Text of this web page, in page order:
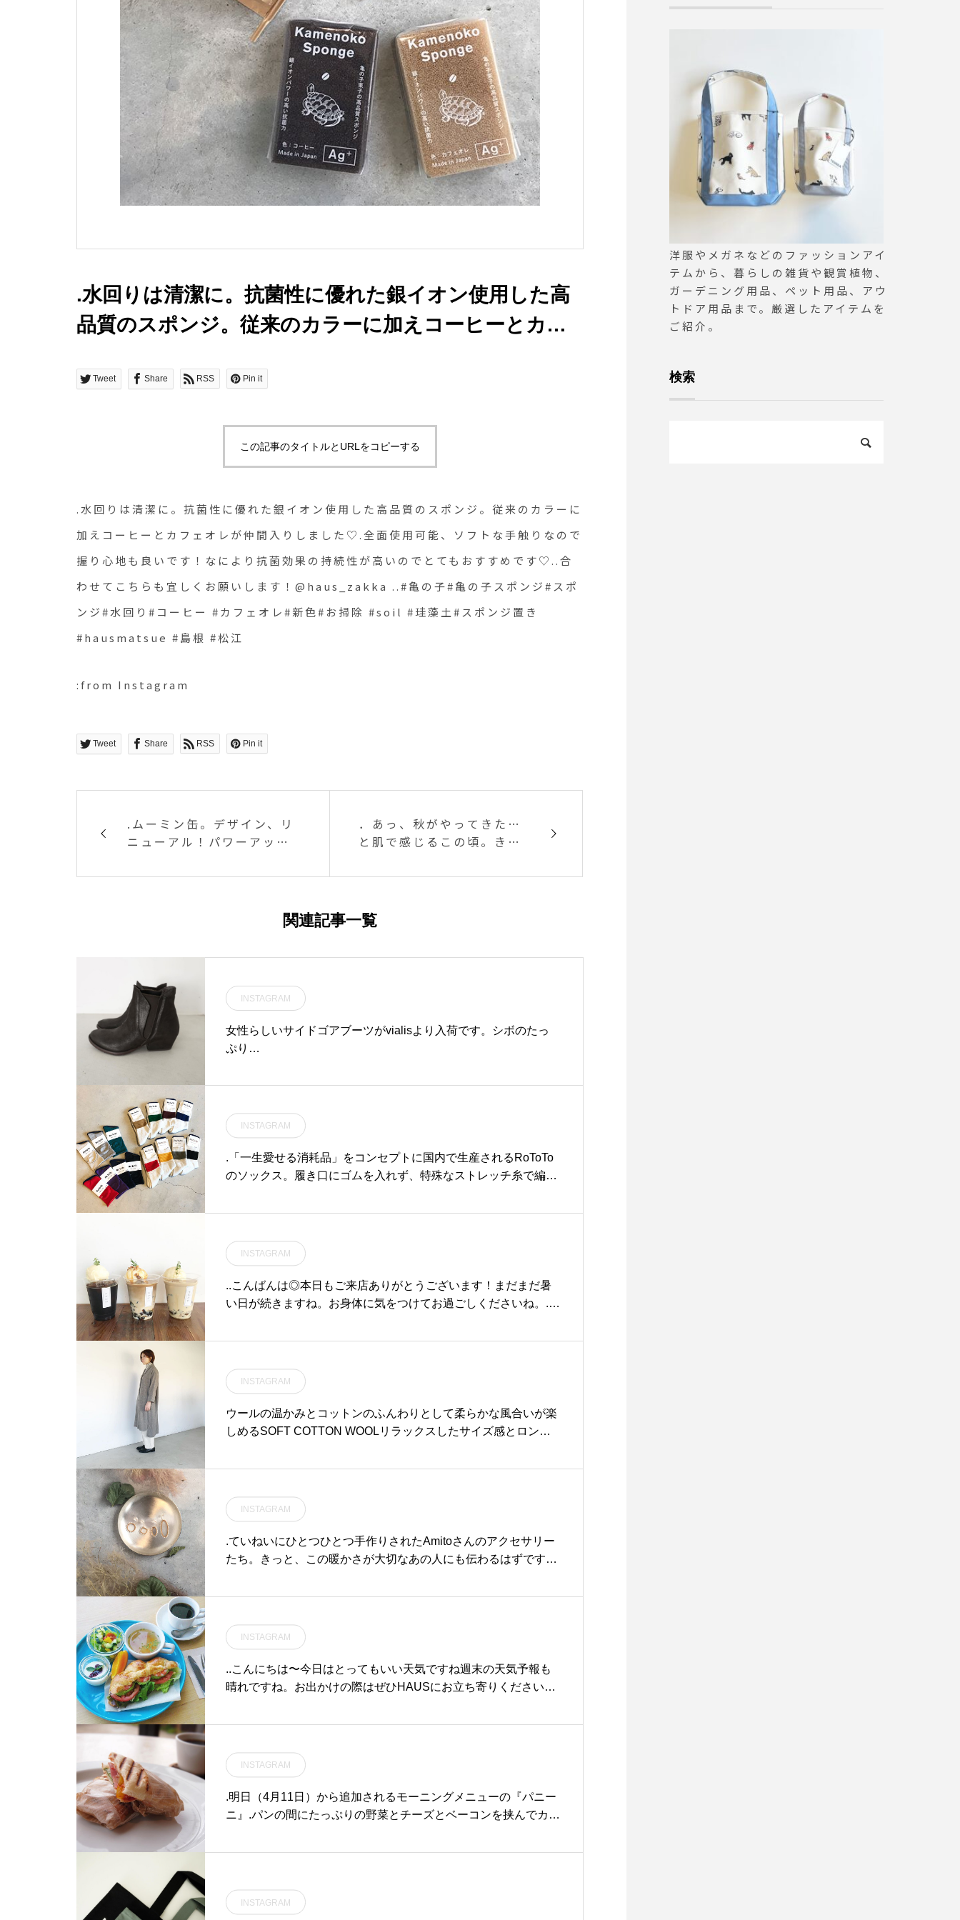
.水回りは清潔に。抗菌性に優れた銀イオン使用した高
品質のスポンジ。従来のカラーに加えコーヒーとカフ
手触りなので握り心地も良いです！なにより抗菌効果
ちらも宜しくお願いします！@haus_zakka ..#亀の子#
亀の子スポンジ#スポンジ#水回り#コーヒー #カフェオ
レ#新色#お掃除 #soil #珪藻土#スポンジ置き
#hausmatsue #島根 #松江
Tweet Share RSS Pin it
この記事のタイトルとURLをコピーする
.水回りは清潔に。抗菌性に優れた銀イオン使用した高品質のスポンジ。従来のカラーに
加えコーヒーとカフェオレが仲間入りしました♡.全面使用可能、ソフトな手触りなので
握り心地も良いです！なにより抗菌効果の持続性が高いのでとてもおすすめです♡..合
わせてこちらも宜しくお願いします！@haus_zakka ..#亀の子#亀の子スポンジ#スポ
ンジ#水回り#コーヒー #カフェオレ#新色#お掃除 #soil #珪藻土#スポンジ置き
#hausmatsue #島根 #松江
:from Instagram
Tweet Share RSS Pin it
.ムーミン缶。デザイン、リ
ニューアル！パワーアップ
やかな色味、浮き出たデザ
ーミンたち。.食べた後に残
る缶どれにしようか、、、
ます！@haus_cafe_food
s ..#ムーミン#ムーミン谷#
ムーミン谷のビスケット#ビ
スケット#ココア #ミルク #
ラズベリー#赤 #青 #黄色#
ue #島根 #松江
．あっ、秋がやってきた…
と肌で感じるこの頃。きょ
しまうんじゃないかと思う
枚ではさすがに寒いからカ
ーデを羽織って。コットン
us_howell ..#MHL.#soft
slub cotton#cotton#ca
関連記事一覧
INSTAGRAM
女性らしいサイドゴアブーツがvialisより入荷です。シボのたっ
ぷり…
INSTAGRAM
.「一生愛せる消耗品」をコンセプトに国内で生産されるRoToTo
のソックス。履き口にゴムを入れず、特殊なストレッチ糸で編み
をふんだんき使用し編み立てられた「SILK NOIL」、以上2種類
しください◎.#rototo#socks#haus #haus_matsue #hausmatsue #
松江カフェ #島根カフェ #松江 #島根 #山陰
INSTAGRAM
..こんばんは◎本日もご来店ありがとうございます！まだまだ暑
い日が続きますね。お身体に気をつけてお過ごしくださいね。..
ヒーフロート◇コーヒーゼリーフロート◇ほうじ茶ゼリーフロー
またたくさんご用意してみなさまのご来店をお待ちしております
♡.フロートもテイクアウト承っております◎.期間限定ドリンク
なのでぜひぜひお試しくださいね◎… 《HAUS営業時間》＊ショ
ップ 11:00-20:00.＊ビストロカフェモーニング. 9:00-11:00 (Lo10:
茶ゼリーフロート#フロート #takeout #テイクアウト#cafe #カフ
ェ #カフェ巡り#松江カフェ #島根カフェ #松江 #島根 #山陰#hau
smatsue #haus_matsue
INSTAGRAM
ウールの温かみとコットンのふんわりとして柔らかな風合いが楽
しめるSOFT COTTON WOOLリラックスしたサイズ感とロング
てもおすすめです。color ベージュ、ネイビーHÅUSのハウエル
sehold goods#SOFT COTTON WOOL#hausmatsue #島根#松江
INSTAGRAM
.ていねいにひとつひとつ手作りされたAmitoさんのアクセサリー
たち。きっと、この暖かさが大切なあの人にも伝わるはずです。.
みんなに等しくやってくるもの。いよいよ来週は待ち遠しいクリ
ace#hausmatsue #島根#松江
INSTAGRAM
..こんにちは〜今日はとってもいい天気ですね︎週末の天気予報も
晴れですね。お出かけの際はぜひHAUSにお立ち寄りください
ンク付.エビとアボカドにHAUS自慢のタルタルソースを贅沢に使
ューム満点です！フレンチトーストの次に人気です♡ぜひ、お試
しください♡…本日も21時まで営業しております。(ラストオー
ダー20時15分)..こちらのページもチェックお願いします︎@haus_
cafe_foods #morning #breakfast #朝食 #朝ごはん#モーニングプ
INSTAGRAM
.明日（4月11日）から追加されるモーニングメニューの『パニー
ニ』.パンの間にたっぷりの野菜とチーズとベーコンを挟んでカリ
です..ただ今TABLEHAUSではコロナの対策としてお客様同士の
ます。.ご理解とご協力をよろしくお願いします。.《HÅUS営業
INSTAGRAM
洋服やメガネなどのファッションアイ
テムから、暮らしの雑貨や観賞植物、
ガーデニング用品、ペット用品、アウ
トドア用品まで。厳選したアイテムを
ご紹介。
検索